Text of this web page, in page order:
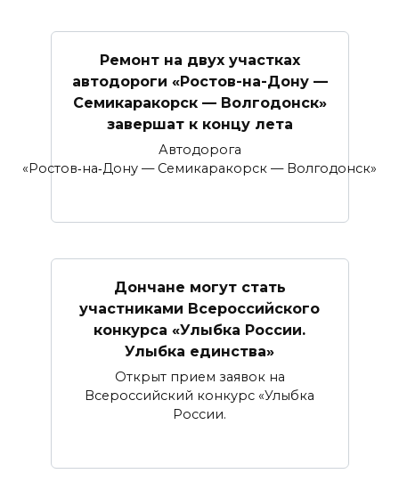
Ремонт на двух участках
автодороги «Ростов-на-Дону —
Семикаракорск — Волгодонск»
завершат к концу лета
Автодорога
«Ростов‑на‑Дону — Семикаракорск — Волгодонск»
Дончане могут стать
участниками Всероссийского
конкурса «Улыбка России.
Улыбка единства»
Открыт прием заявок на
Всероссийский конкурс «Улыбка
России.